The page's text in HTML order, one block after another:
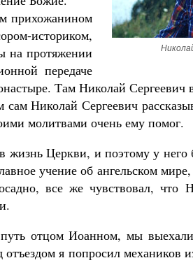
прихожанином
историком,
на протяжении
передаче
Там Николай Сергеевич
Николай Сергеевич
молитвами очень ему помог.
жизнь Церкви, и поэтому у
учение об ангельском
все же чувствовал, что
отцом Иоанном, мы
я попросил механиков
Георгий Победоносец. Научись у
святого
Роман Котов